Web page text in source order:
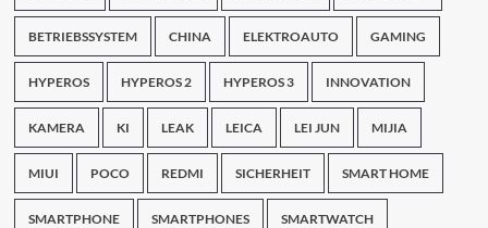
2025
BETRIEBSSYSTEM CHINA ELEKTROAUTO GAMING
HYPEROS HYPEROS 2 HYPEROS 3 INNOVATION
KAMERA KI LEAK LEICA LEI JUN MIJIA
MIUI POCO REDMI SICHERHEIT SMART HOME
SMARTPHONE SMARTPHONES SMARTWATCH